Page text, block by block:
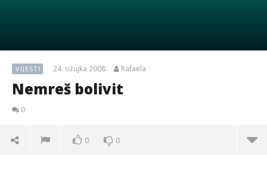
VIJESTI 24. ožujka 2008. Rafaela
Nemreš bolivit
0
0 0